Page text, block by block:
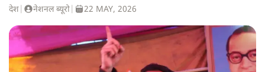
देश नेशनल ब्यूरो 22 MAY, 2026